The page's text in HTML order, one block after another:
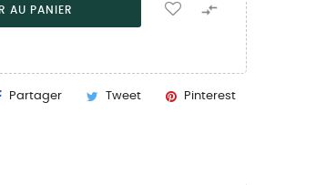
AU PANIER 
Partager Tweet Pinterest